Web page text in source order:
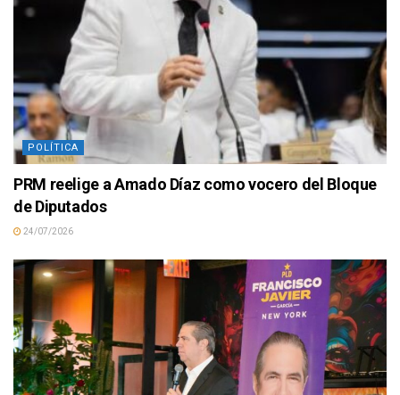
POLÍTICA
PRM reelige a Amado Díaz como vocero del Bloque
de Diputados
24/07/2026